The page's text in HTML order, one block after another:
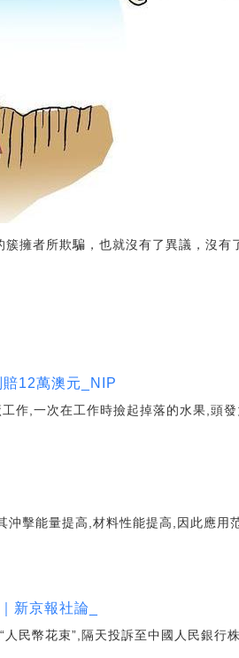
擁者所欺騙，也就沒有了異議，沒有
12萬澳元_NIP
作,一次在工作時撿起掉落的水果,頭
擊能量提高,材料性能提高,因此應用
新京報社論_
民幣花束”,隔天投訴至中國人民銀行